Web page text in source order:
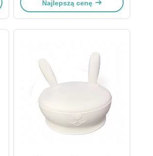
odsysaniem
Najlepszą cenę